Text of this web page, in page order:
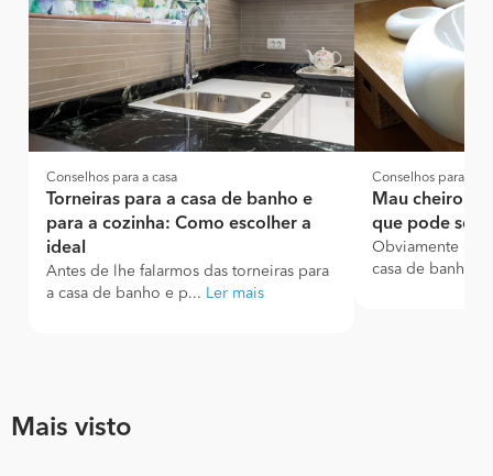
Conselhos para a casa
Torneiras para a casa de banho e
para a cozinha: Como escolher a
ideal
Antes de lhe falarmos das torneiras para
a casa de banho e p... Ler mais
Conselhos para a
Mau cheiro
que pode ser
Obviamente
casa de banho”,
Mais visto